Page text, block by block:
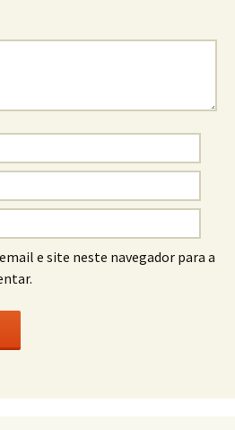
e site neste navegador para a